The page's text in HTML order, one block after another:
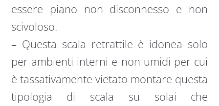
essere piano non disconnesso e non
scivoloso.
– Questa scala retrattile è idonea solo
per ambienti interni e non umidi per cui
è tassativamente vietato montare questa
tipologia di scala su solai che